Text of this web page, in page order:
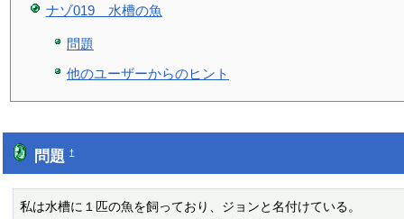
ナゾ019 水槽の魚
問題
他のユーザーからのヒント
問題†
私は水槽に１匹の魚を飼っており、ジョンと名付けている。